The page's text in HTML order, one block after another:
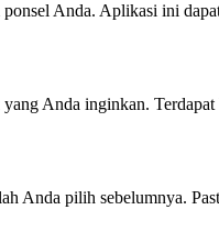
Anda. Aplikasi ini
Anda inginkan.
Anda pilih sebelumnya.